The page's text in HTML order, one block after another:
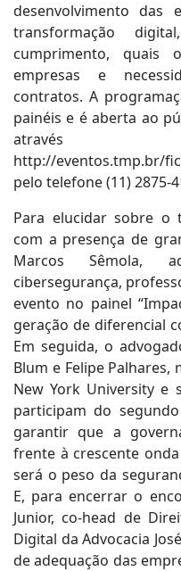
desenvolvimento
transformação
cumprimento, quais
empresas e
contratos. A
painéis e é aberta ao
http://eventos.tmp.br/
pelo telefone (11) 2875-
Para elucidar sobre o
com a presença de
Marcos Sêmola,
cibersegurança,
evento no painel
geração de diferencial
Em seguida, o
Blum e Felipe
New York University e
participam do
garantir que a
frente à crescente
será o peso da
E, para encerrar o
Junior, co-head de
Digital da Advocacia
de adequação das